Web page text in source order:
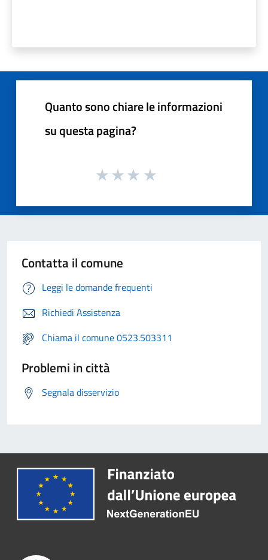
Quanto sono chiare le informazioni
su questa pagina?
Contatta il comune
Leggi le domande frequenti
Richiedi Assistenza
Chiama il comune 0523.503311
Problemi in città
Segnala disservizio